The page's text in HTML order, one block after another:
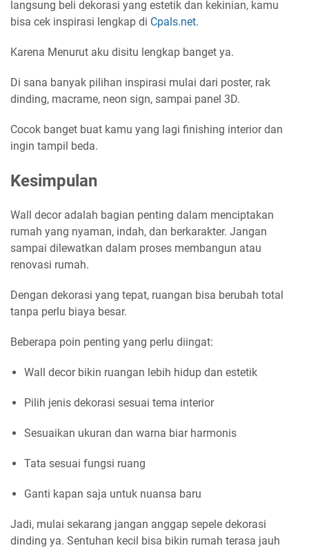
langsung beli dekorasi yang estetik dan kekinian, kamu
bisa cek inspirasi lengkap di Cpals.net.
Karena Menurut aku disitu lengkap banget ya.
Di sana banyak pilihan inspirasi mulai dari poster, rak
dinding, macrame, neon sign, sampai panel 3D.
Cocok banget buat kamu yang lagi finishing interior dan
ingin tampil beda.
Kesimpulan
Wall decor adalah bagian penting dalam menciptakan
rumah yang nyaman, indah, dan berkarakter. Jangan
sampai dilewatkan dalam proses membangun atau
renovasi rumah.
Dengan dekorasi yang tepat, ruangan bisa berubah total
tanpa perlu biaya besar.
Beberapa poin penting yang perlu diingat:
Wall decor bikin ruangan lebih hidup dan estetik
Pilih jenis dekorasi sesuai tema interior
Sesuaikan ukuran dan warna biar harmonis
Tata sesuai fungsi ruang
Ganti kapan saja untuk nuansa baru
Jadi, mulai sekarang jangan anggap sepele dekorasi
dinding ya. Sentuhan kecil bisa bikin rumah terasa jauh